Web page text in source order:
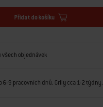
Přidat do košíku
všech objednávek
6-9 pracovních dnů. Grily cca 1-2 týdny.